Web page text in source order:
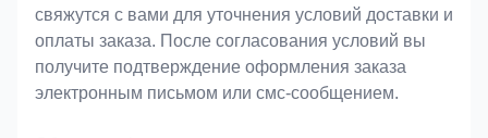
свяжутся с вами для уточнения условий доставки и
оплаты заказа. После согласования условий вы
получите подтверждение оформления заказа
электронным письмом или смс-сообщением.